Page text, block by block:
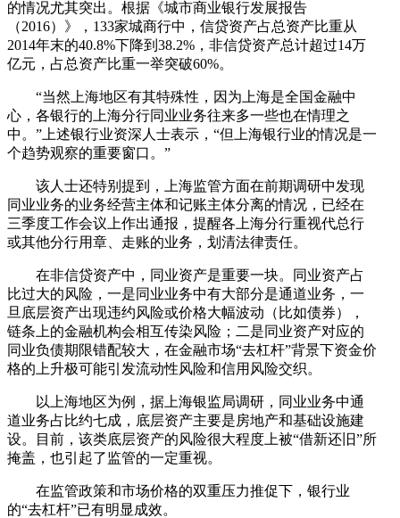
的情况尤其突出。根据《城市商业银行发展报告
（2016）》，133家城商行中，信贷资产占总资产比重从
2014年末的40.8%下降到38.2%，非信贷资产总计超过14万
亿元，占总资产比重一举突破60%。
“当然上海地区有其特殊性，因为上海是全国金融中
心，各银行的上海分行同业业务往来多一些也在情理之
中。”上述银行业资深人士表示，“但上海银行业的情况是一
个趋势观察的重要窗口。”
该人士还特别提到，上海监管方面在前期调研中发现
同业业务的业务经营主体和记账主体分离的情况，已经在
三季度工作会议上作出通报，提醒各上海分行重视代总行
或其他分行用章、走账的业务，划清法律责任。
在非信贷资产中，同业资产是重要一块。同业资产占
比过大的风险，一是同业业务中有大部分是通道业务，一
旦底层资产出现违约风险或价格大幅波动（比如债券），
链条上的金融机构会相互传染风险；二是同业资产对应的
同业负债期限错配较大，在金融市场“去杠杆”背景下资金价
格的上升极可能引发流动性风险和信用风险交织。
以上海地区为例，据上海银监局调研，同业业务中通
道业务占比约七成，底层资产主要是房地产和基础设施建
设。目前，该类底层资产的风险很大程度上被“借新还旧”所
掩盖，也引起了监管的一定重视。
在监管政策和市场价格的双重压力推促下，银行业
的“去杠杆”已有明显成效。